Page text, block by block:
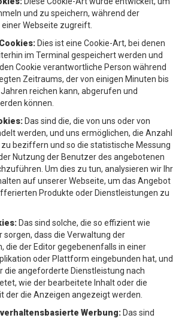
und zu speichern, während der
Webseite zugreift.
Dies ist eine Cookie-Art, bei denen
im Terminal gespeichert werden und
Cookie verantwortliche Person während
Zeitraums, der von einigen Minuten bis
reichen kann, abgerufen und
können.
Das sind die, die von uns oder von
werden, und uns ermöglichen, die Anzahl
beziffern und so die statistische Messung
Nutzung der Benutzer des angebotenen
Um dies zu tun, analysieren wir Ihr
auf unserer Webseite, um das Angebot
Produkte oder Dienstleistungen zu
Das sind solche, die so effizient wie
sorgen, dass die Verwaltung der
die der Editor gegebenenfalls in einer
oder Plattform eingebunden hat, und
die angeforderte Dienstleistung nach
wie der bearbeitete Inhalt oder die
der die Anzeigen angezeigt werden.
Werbung: Das sind